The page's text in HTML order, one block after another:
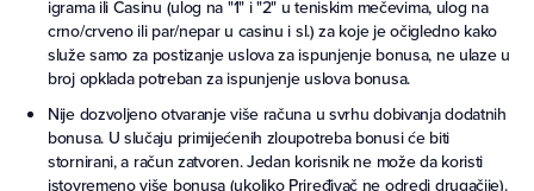
igrama ili Casinu (ulog na "1" i "2" u teniskim mečevima, ulog na
crno/crveno ili par/nepar u casinu i sl.) za koje je očigledno kako
služe samo za postizanje uslova za ispunjenje bonusa, ne ulaze u
broj opklada potreban za ispunjenje uslova bonusa.
Nije dozvoljeno otvaranje više računa u svrhu dobivanja dodatnih
bonusa. U slučaju primijećenih zloupotreba bonusi će biti
stornirani, a račun zatvoren. Jedan korisnik ne može da koristi
istovremeno više bonusa (ukoliko Priređivač ne odredi drugačije).